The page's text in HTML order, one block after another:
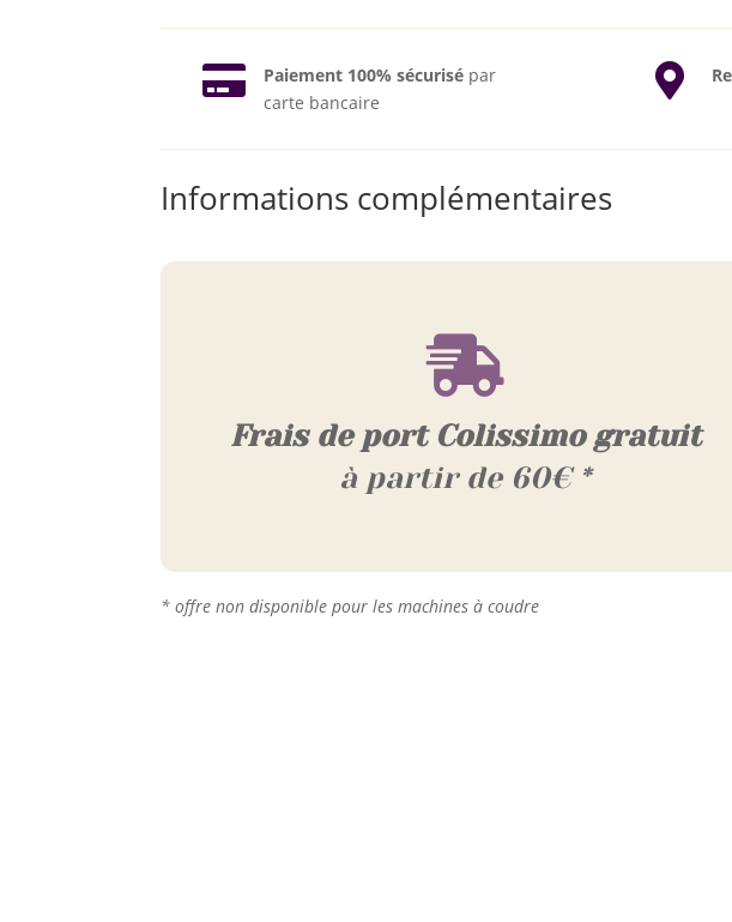
 Paiement 100% sécurisépar
carte bancaire

Informations complémentaires

Frais de port Colissimo gratuit
à partir de 60€ *
* offre non disponible pour les machines à coudre